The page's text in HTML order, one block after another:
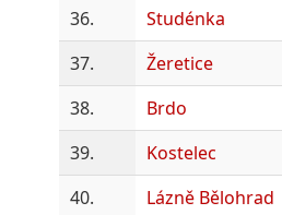
36.
Studénka
37.
Žeretice
38.
Brdo
39.
Kostelec
40.
Lázně Bělohrad